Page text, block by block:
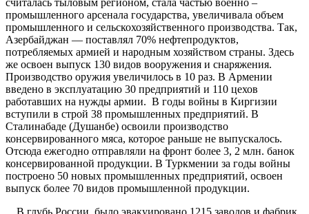
промышленного арсенала государства, увеличивала объем
промышленного и сельскохозяйственного производства. Так,
Азербайджан — поставлял 70% нефтепродуктов,
потребляемых армией и народным хозяйством страны. Здесь
же освоен выпуск 130 видов вооружения и снаряжения.
Производство оружия увеличилось в 10 раз. В Армении
введено в эксплуатацию 30 предприятий и 110 цехов
работавших на нужды армии. В годы войны в Киргизии
вступили в строй 38 промышленных предприятий. В
Сталинабаде (Душанбе) освоили производство
консервированного мяса, которое раньше не выпускалось.
Отсюда ежегодно отправляли на фронт более 3, 2 млн. банок
консервированной продукции. В Туркмении за годы войны
построено 50 новых промышленных предприятий, освоен
выпуск более 70 видов промышленной продукции.
В глубь России было эвакуировано 1215 заводов и фабрик.